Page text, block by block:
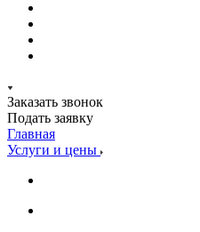
Заказать звонок
Подать заявку
Главная
Услуги и цены